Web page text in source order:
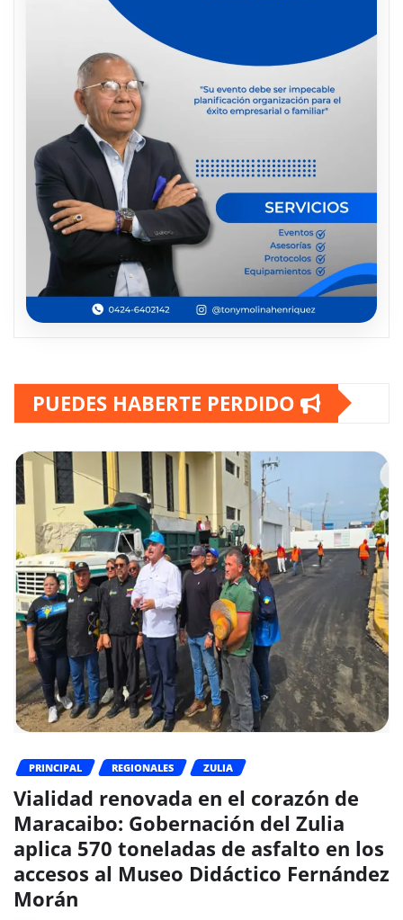
PUEDES HABERTE PERDIDO
PRINCIPAL REGIONALES ZULIA
Vialidad renovada en el corazón de
Maracaibo: Gobernación del Zulia
aplica 570 toneladas de asfalto en los
accesos al Museo Didáctico Fernández
Morán